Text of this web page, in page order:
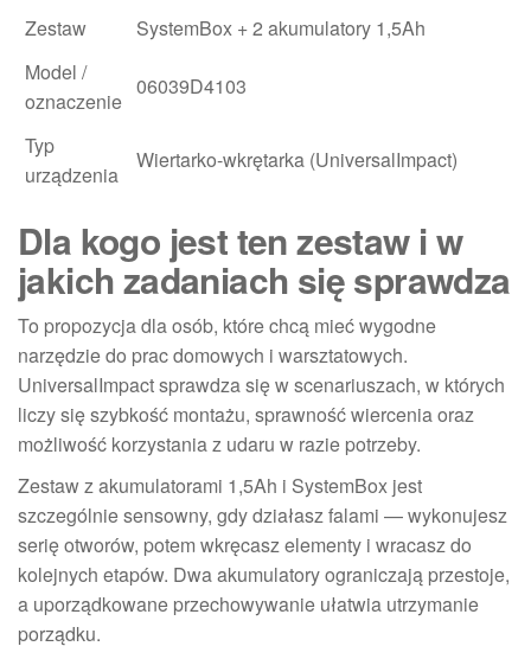
Zestaw
SystemBox + 2 akumulatory 1,5Ah
Model /
oznaczenie
06039D4103
Typ
urządzenia
Wiertarko-wkrętarka (UniversalImpact)
Dla kogo jest ten zestaw i w
jakich zadaniach się sprawdza
To propozycja dla osób, które chcą mieć wygodne
narzędzie do prac domowych i warsztatowych.
UniversalImpact sprawdza się w scenariuszach, w których
liczy się szybkość montażu, sprawność wiercenia oraz
możliwość korzystania z udaru w razie potrzeby.
Zestaw z akumulatorami 1,5Ah i SystemBox jest
szczególnie sensowny, gdy działasz falami — wykonujesz
serię otworów, potem wkręcasz elementy i wracasz do
kolejnych etapów. Dwa akumulatory ograniczają przestoje,
a uporządkowane przechowywanie ułatwia utrzymanie
porządku.